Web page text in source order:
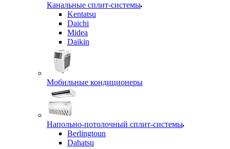
Канальные сплит-системы
Kentatsu
Daichi
Midea
Daikin
Мобильные кондиционеры
Напольно-потолочный сплит-системы
Berlingtoun
Dahatsu